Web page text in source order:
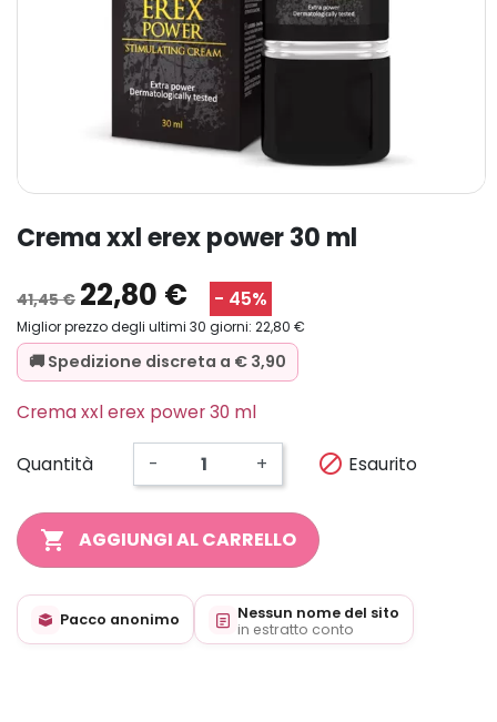
crema xxl erex power 30 ml
41,45 € 22,80 € - 45%
Miglior prezzo degli ultimi 30 giorni: 22,80 €
🚚 Spedizione discreta a € 3,90
Crema xxl erex power 30 ml
Quantità - +  Esaurito
shopping_cart AGGIUNGI AL CARRELLO
Pacco anonimo
Nessun nome del sito
in estratto conto